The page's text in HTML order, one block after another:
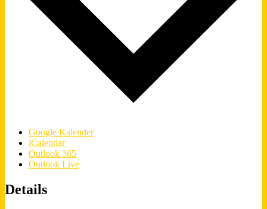
Google Kalender
iCalendar
Outlook 365
Outlook Live
Details